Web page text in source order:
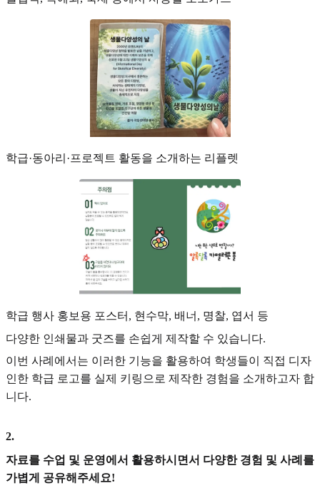
학급·동아리·프로젝트 활동을 소개하는 리플렛
학급 행사 홍보용 포스터, 현수막, 배너, 명찰, 엽서 등
다양한 인쇄물과 굿즈를 손쉽게 제작할 수 있습니다.
이번 사례에서는 이러한 기능을 활용하여 학생들이 직접 디자
인한 학급 로고를 실제 키링으로 제작한 경험을 소개하고자 합
니다.
2.
자료를 수업 및 운영에서 활용하시면서 다양한 경험 및 사례를
가볍게 공유해주세요!